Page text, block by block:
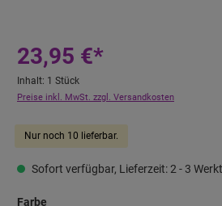
23,95 €*
Inhalt: 1 Stück
Preise inkl. MwSt. zzgl. Versandkosten
Nur noch 10 lieferbar.
Sofort verfügbar, Lieferzeit: 2 - 3
Farbe